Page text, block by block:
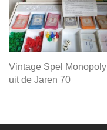
Vintage Spel Monopoly
uit de Jaren 70